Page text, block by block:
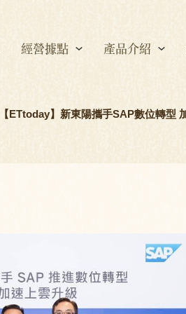
經營據點 產品介紹
【ETtoday】新東陽攜手SAP數位轉型